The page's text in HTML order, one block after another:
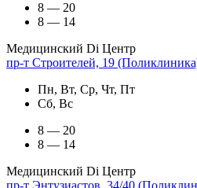
8 — 20
8 — 14
Медицинский Di Центр
пр-т Строителей, 19
Пн, Вт, Ср, Чт, Пт
Сб, Вс
8 — 20
8 — 14
Медицинский Di Центр